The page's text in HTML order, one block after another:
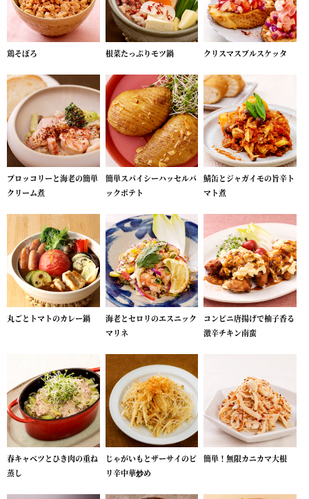
鶏そぼろ 根菜たっぷりモツ鍋 クリスマスブルスケッタ
ブロッコリーと海老の簡単
クリーム煮
簡単スパイシーハッセルバ
ックポテト
鯖缶とジャガイモの旨辛ト
マト煮
丸ごとトマトのカレー鍋
海老とセロリのエスニック
マリネ
コンビニ唐揚げで柚子香る
激辛チキン南蛮
春キャベツとひき肉の重ね
蒸し
じゃがいもとザーサイのピ
リ辛中華炒め
簡単！無限カニカマ大根